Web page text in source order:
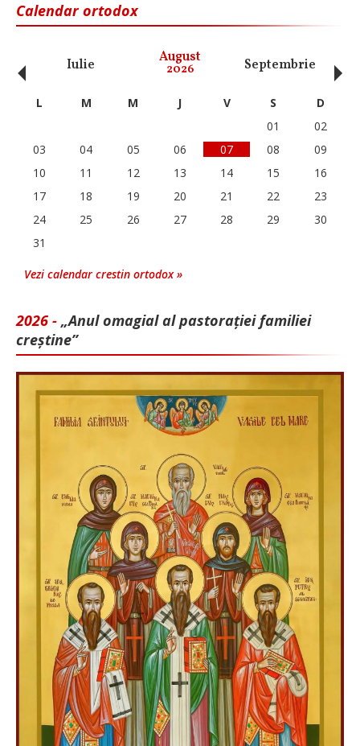
Calendar ortodox
Iulie August
2026 Septembrie
‹ L M M J V S
D
01
02
03
04 05 06 07 08
09
10
11 12 13 14 15
16
17
18 19 20 21 22
23
24
25 26 27 28 29
30
31
Vezi calendar crestin ortodox »
2026 - „Anul omagial al pastorației familiei
creștine”